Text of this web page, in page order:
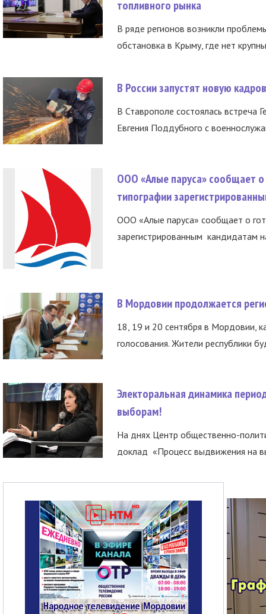
топливного рынка
В ряде регионов возникли
обстановка в Крыму, где нет
В России запустят новую
В Ставрополе состоялась встреча
Евгения Поддубного с
ООО «Алые паруса» сообщает о
типографии
ООО «Алые паруса» сообщает о
зарегистрированным кандидатам
В Мордовии продолжается
18, 19 и 20 сентября в Мордовии,
голосования. Жители республики
Электоральная динамика
выборам!
На днях Центр общественно-
доклад «Процесс выдвижения на